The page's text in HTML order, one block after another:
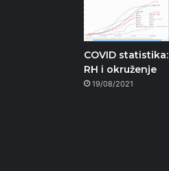
COVID statistika:
RH i okruženje
19/08/2021